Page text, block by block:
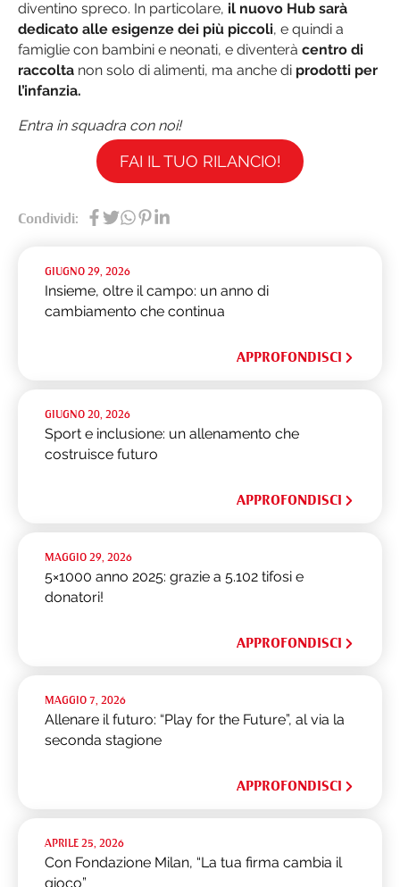
diventino spreco. In particolare, il nuovo Hub sarà
dedicato alle esigenze dei più piccoli, e quindi a
famiglie con bambini e neonati, e diventerà centro di
raccolta non solo di alimenti, ma anche di prodotti per
l’infanzia.
Entra in squadra con noi!
FAI IL TUO RILANCIO!
Condividi:
GIUGNO 29, 2026
Insieme, oltre il campo: un anno di
cambiamento che continua
APPROFONDISCI
GIUGNO 20, 2026
Sport e inclusione: un allenamento che
costruisce futuro
APPROFONDISCI
MAGGIO 29, 2026
5×1000 anno 2025: grazie a 5.102 tifosi e
donatori!
APPROFONDISCI
MAGGIO 7, 2026
Allenare il futuro: “Play for the Future”, al via la
seconda stagione
APPROFONDISCI
APRILE 25, 2026
Con Fondazione Milan, “La tua firma cambia il
gioco”